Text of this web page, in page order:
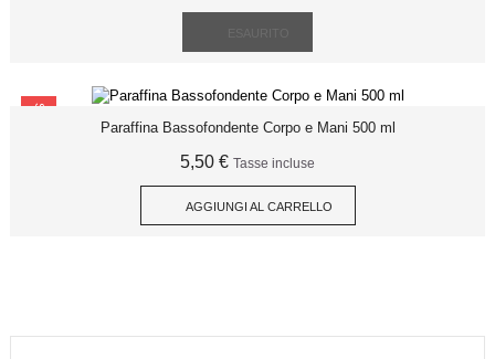
Paraffina Bassofondente Corpo e Mani 500 ml
5,50 € Tasse incluse
AGGIUNGI AL CARRELLO